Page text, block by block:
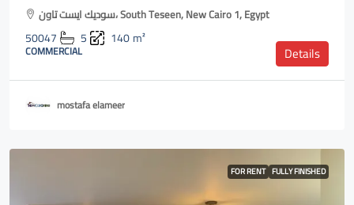
سوديك ايست تاون، South Teseen, New Cairo 1, Egypt
50047 5 140m²
COMMERCIAL Details
mostafa elameer
FOR RENT FULLY FINISHED